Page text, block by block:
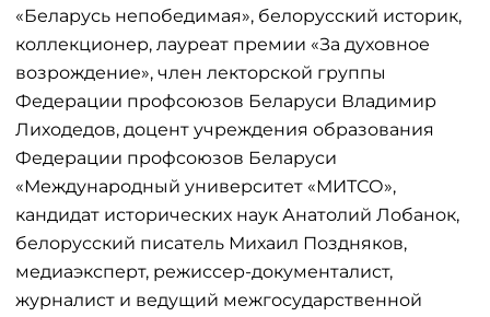
«Беларусь непобедимая», белорусский историк,
коллекционер, лауреат премии «За духовное
возрождение», член лекторской группы
Федерации профсоюзов Беларуси Владимир
Лиходедов, доцент учреждения образования
Федерации профсоюзов Беларуси
«Международный университет «МИТСО»,
кандидат исторических наук Анатолий Лобанок,
белорусский писатель Михаил Поздняков,
медиаэксперт, режиссер-документалист,
журналист и ведущий межгосударственной